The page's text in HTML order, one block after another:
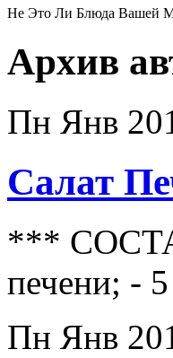
Не Это Ли Блюда Вашей
Архив
Пн Янв
Салат
***
печени; -
Пн Янв